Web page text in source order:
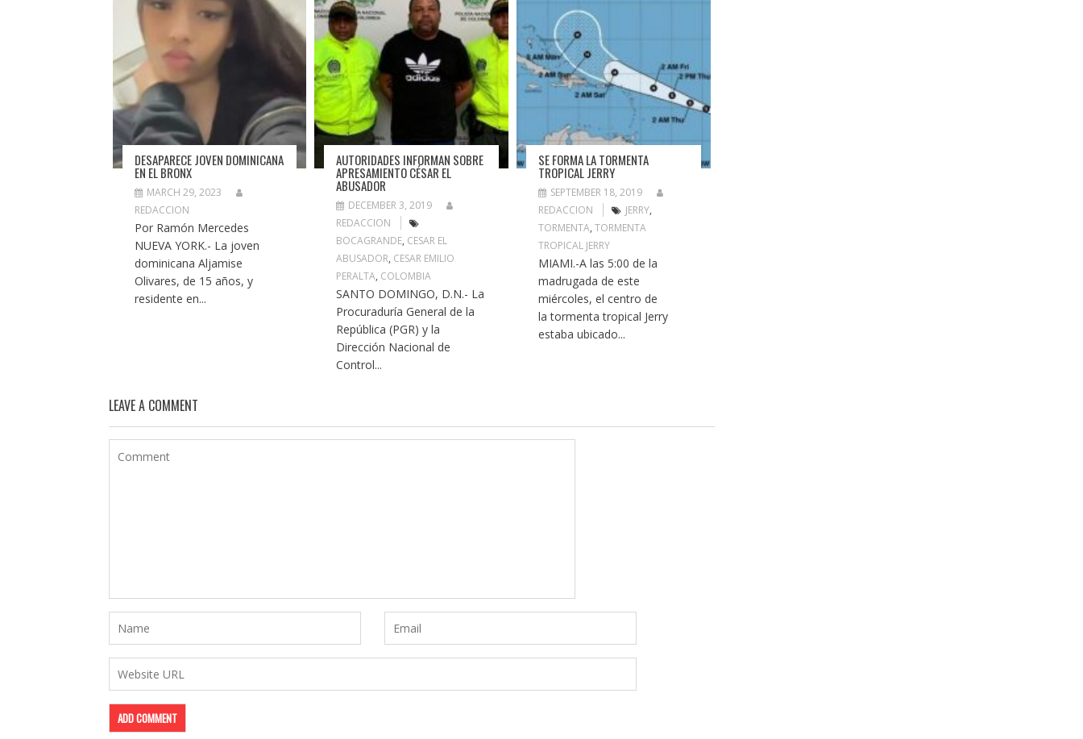
DESAPARECE JOVEN DOMINICANA
EN EL BRONX
MARCH 29, 2023
REDACCION
Por Ramón Mercedes
NUEVA YORK.- La joven
dominicana Aljamise
Olivares, de 15 años, y
residente en...
AUTORIDADES INFORMAN SOBRE
APRESAMIENTO CÉSAR EL
ABUSADOR
DECEMBER 3, 2019
REDACCION
BOCAGRANDE, CESAR EL
ABUSADOR, CESAR EMILIO
PERALTA, COLOMBIA
SANTO DOMINGO, D.N.- La
Procuraduría General de la
República (PGR) y la
Dirección Nacional de
Control...
SE FORMA LA TORMENTA
TROPICAL JERRY
SEPTEMBER 18, 2019
REDACCION
JERRY,
TORMENTA,TORMENTA
TROPICAL JERRY
MIAMI.-A las 5:00 de la
madrugada de este
miércoles, el centro de
la tormenta tropical Jerry
estaba ubicado...
LEAVE A COMMENT